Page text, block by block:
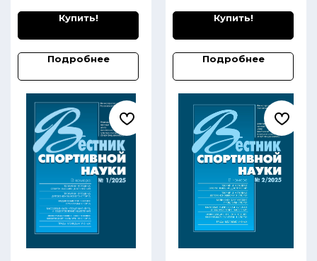
Купить!
Подробнее
Купить!
Подробнее